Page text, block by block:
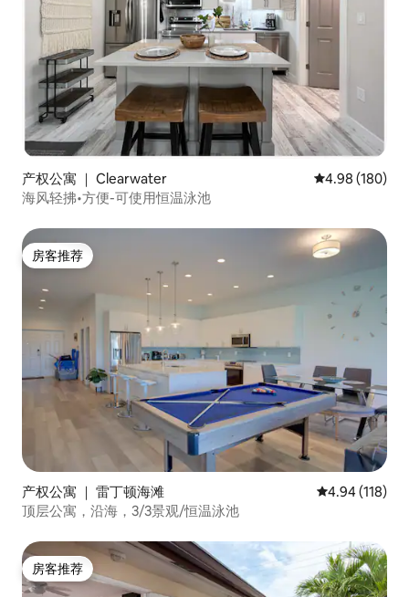
产权公寓 ｜ Clearwater 平均评分 4.98
4.98 (180)
海风轻拂•方便-可使用恒温泳池
房客推荐
房客推荐
产权公寓 ｜ 雷丁顿海滩 平均评分 4.94
4.94 (118)
顶层公寓，沿海，3/3景观/恒温泳池
房客推荐
房客推荐